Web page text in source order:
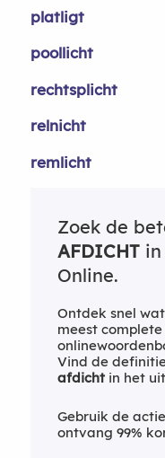
platligt
poollicht
rechtsplicht
relnicht
remlicht
Zoek de
AFDICHTin
Online.
Ontdek snel wat
meest
Vind de
afdichtin het
Gebruik de
ontvang 99%